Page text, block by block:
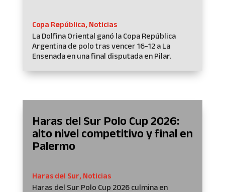
Copa República, Noticias
La Dolfina Oriental ganó la Copa República
Argentina de polo tras vencer 16-12 a La
Ensenada en una final disputada en Pilar.
Haras del Sur Polo Cup 2026:
alto nivel competitivo y final en
Palermo
Haras del Sur, Noticias
Haras del Sur Polo Cup 2026 culmina en